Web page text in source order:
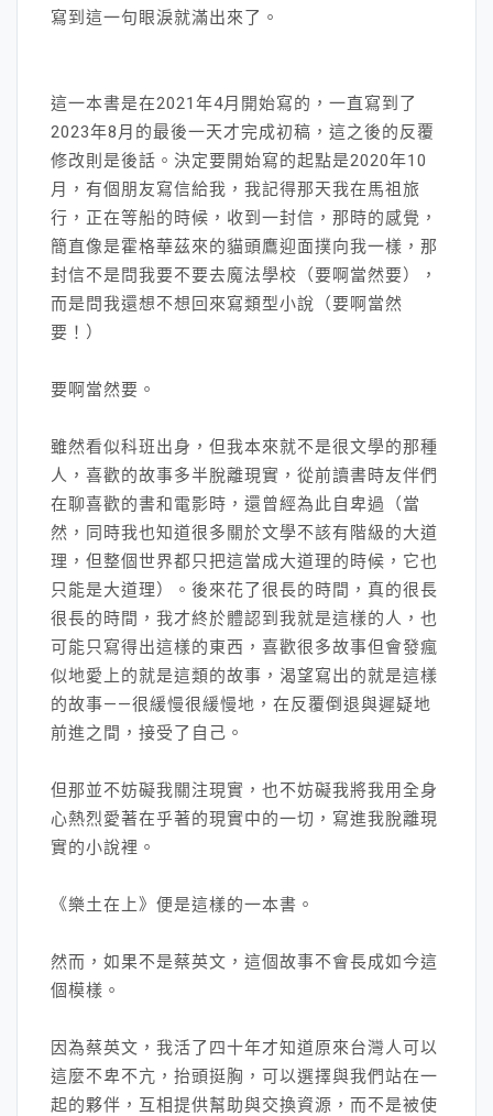
寫到這一句眼淚就滿出來了。
這一本書是在2021年4月開始寫的，一直寫到了
2023年8月的最後一天才完成初稿，這之後的反覆
修改則是後話。決定要開始寫的起點是2020年10
月，有個朋友寫信給我，我記得那天我在馬祖旅
行，正在等船的時候，收到一封信，那時的感覺，
簡直像是霍格華茲來的貓頭鷹迎面撲向我一樣，那
封信不是問我要不要去魔法學校（要啊當然要），
而是問我還想不想回來寫類型小說（要啊當然
要！）
要啊當然要。
雖然看似科班出身，但我本來就不是很文學的那種
人，喜歡的故事多半脫離現實，從前讀書時友伴們
在聊喜歡的書和電影時，還曾經為此自卑過（當
然，同時我也知道很多關於文學不該有階級的大道
理，但整個世界都只把這當成大道理的時候，它也
只能是大道理）。後來花了很長的時間，真的很長
很長的時間，我才終於體認到我就是這樣的人，也
可能只寫得出這樣的東西，喜歡很多故事但會發瘋
似地愛上的就是這類的故事，渴望寫出的就是這樣
的故事——很緩慢很緩慢地，在反覆倒退與遲疑地
前進之間，接受了自己。
但那並不妨礙我關注現實，也不妨礙我將我用全身
心熱烈愛著在乎著的現實中的一切，寫進我脫離現
實的小說裡。
《樂土在上》便是這樣的一本書。
然而，如果不是蔡英文，這個故事不會長成如今這
個模樣。
因為蔡英文，我活了四十年才知道原來台灣人可以
這麼不卑不亢，抬頭挺胸，可以選擇與我們站在一
起的夥伴，互相提供幫助與交換資源，而不是被使